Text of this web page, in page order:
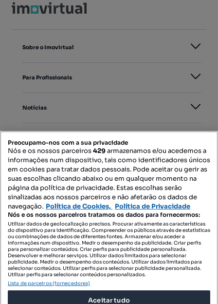
Sobre o Imovirtual
Para Profissionais
Notícias
Mapa do Site
Contacte-nos
SIGA-NOS:
DESCARREGAR NA:
Preocupamo-nos com a sua privacidade
Nós e os nossos parceiros429armazenamos e/ou acedemos a
informações num dispositivo, tais como identificadores únicos
em cookies para tratar dados pessoais. Pode aceitar ou gerir as
suas escolhas clicando abaixo ou em qualquer momento na
página da política de privacidade. Estas escolhas serão
sinalizadas aos nossos parceiros e não afetarão os dados de
navegação. Política de Cookies, Política de Privacidade
Nós e os nossos parceiros tratamos os dados para fornecermos:
Utilizar dados de geolocalização precisos. Procurar ativamente as características
do dispositivo para identificação. Compreender os públicos através de estatísticas
ou combinações de dados de diferentes fontes. Armazenar e/ou aceder a
informações num dispositivo. Medir o desempenho da publicidade. Criar perfis
para personalizar conteúdos. Criar perfis para publicidade personalizada.
Desenvolver e melhorar serviços. Utilizar dados limitados para selecionar
publicidade. Medir o desempenho dos conteúdos. Utilizar dados limitados para
selecionar conteúdos. Utilizar perfis para selecionar publicidade personalizada.
Utilizar perfis para selecionar conteúdos personalizados.
Lista de parceiros (fornecedores)
Aceitar tudo